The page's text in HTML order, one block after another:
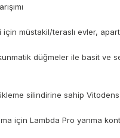
müstakil/teraslı evler,
düğmeler ile basit ve
silindirine sahip Vitodens
için Lambda Pro yanma